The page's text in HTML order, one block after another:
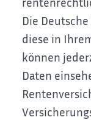
Die
diese in
können
Daten